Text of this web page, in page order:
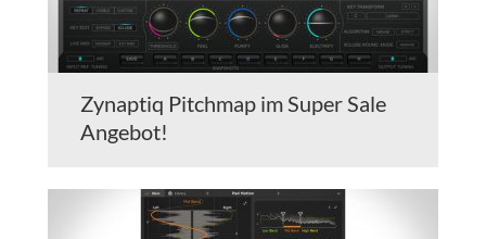
Zynaptiq Pitchmap im Super Sale
Angebot!